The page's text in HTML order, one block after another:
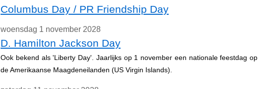
Columbus Day / PR Friendship Day
woensdag 1 november 2028
D. Hamilton Jackson Day
Ook bekend als 'Liberty Day'. Jaarlijks op 1 november een nationale feestdag op
de Amerikaanse Maagdeneilanden (US Virgin Islands).